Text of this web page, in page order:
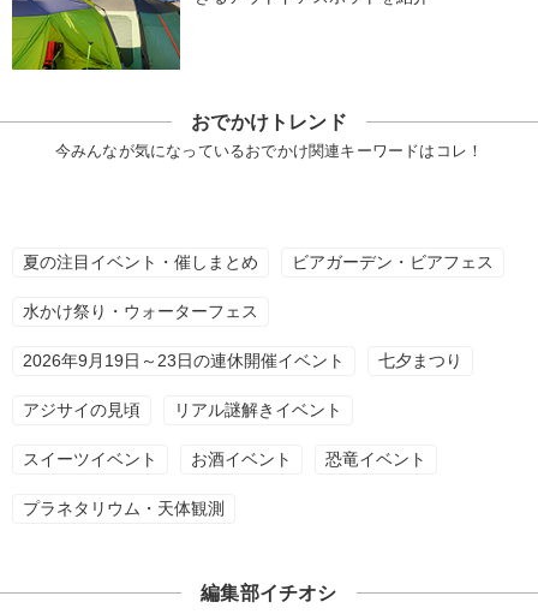
おでかけトレンド
今みんなが気になっているおでかけ関連キーワードはコレ！
夏の注目イベント・催しまとめ ビアガーデン・ビアフェス
水かけ祭り・ウォーターフェス
2026年9月19日～23日の連休開催イベント 七夕まつり
アジサイの見頃 リアル謎解きイベント
スイーツイベント お酒イベント 恐竜イベント
プラネタリウム・天体観測
編集部イチオシ